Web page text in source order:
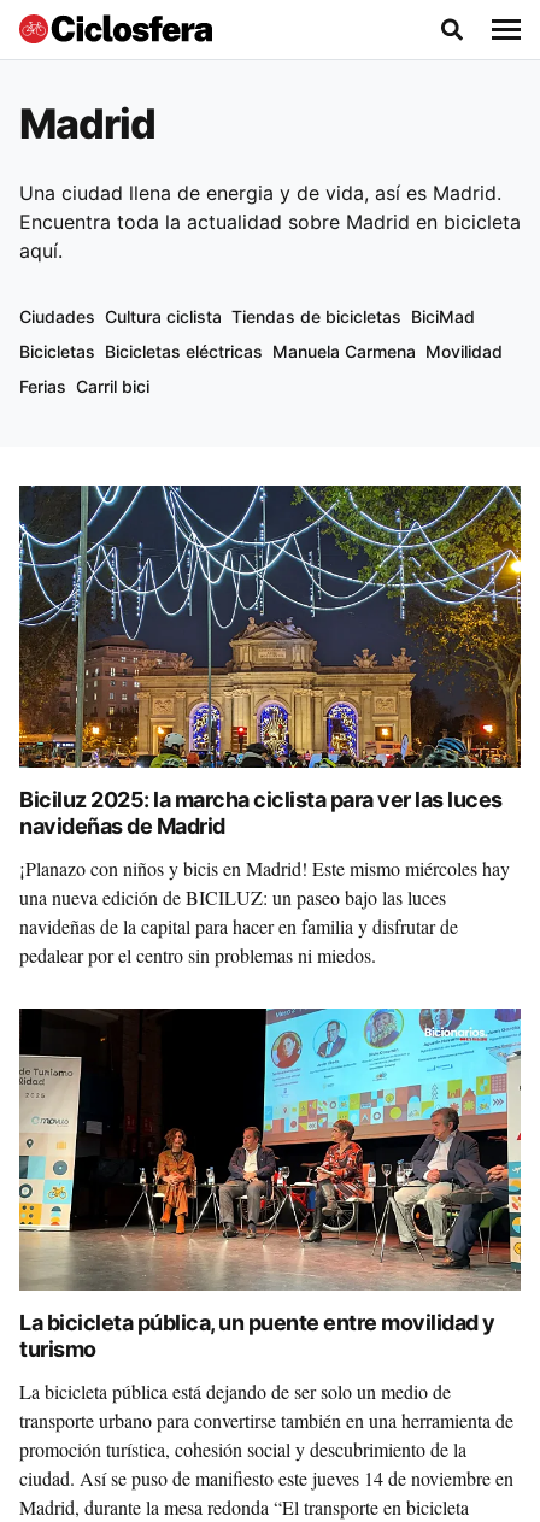
Madrid
Una ciudad llena de energia y de vida, así es Madrid.
Encuentra toda la actualidad sobre Madrid en bicicleta
aquí.
Ciudades Cultura ciclista Tiendas de bicicletas BiciMad
Bicicletas Bicicletas eléctricas Manuela Carmena Movilidad
Ferias Carril bici
Biciluz 2025: la marcha ciclista para ver las luces
navideñas de Madrid
¡Planazo con niños y bicis en Madrid! Este mismo miércoles hay
una nueva edición de BICILUZ: un paseo bajo las luces
navideñas de la capital para hacer en familia y disfrutar de
pedalear por el centro sin problemas ni miedos.
La bicicleta pública, un puente entre movilidad y
turismo
La bicicleta pública está dejando de ser solo un medio de
transporte urbano para convertirse también en una herramienta de
promoción turística, cohesión social y descubrimiento de la
ciudad. Así se puso de manifiesto este jueves 14 de noviembre en
Madrid, durante la mesa redonda “El transporte en bicicleta